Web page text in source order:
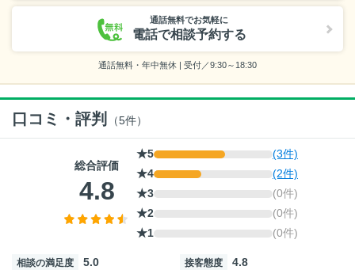
通話無料でお気軽に
電話で相談予約する
通話無料・年中無休 | 受付／9:30～18:30
口コミ・評判 （5件）
総合評価
4.8
★5
(3件)
★4
(2件)
★3
(0件)
★2
(0件)
★1
(0件)
相談の満足度 5.0 接客態度 4.8